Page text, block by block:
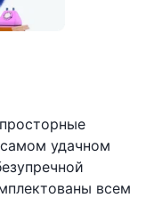
удачном
всем